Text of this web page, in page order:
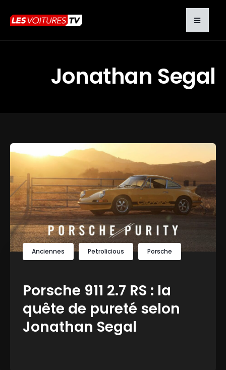
Jonathan Segal
Anciennes Petrolicious Porsche
Porsche 911 2.7 RS : la
quête de pureté selon
Jonathan Segal